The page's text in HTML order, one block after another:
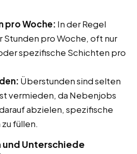
pro Woche: In der Regel
pro Woche, oft nur
spezifische Schichten pro
Überstunden sind selten
vermieden, da Nebenjobs
abzielen, spezifische
füllen.
Unterschiede